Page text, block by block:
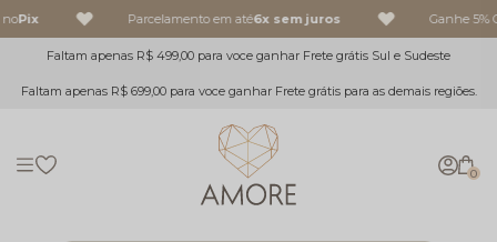
Pix Parcelamento em até6x sem juros Ganhe 5%
Faltam apenas R$ 499,00 para voce ganhar Frete grátis Sul e Sudeste
Faltam apenas R$ 699,00 para voce ganhar Frete grátis para as demais regiões.
0